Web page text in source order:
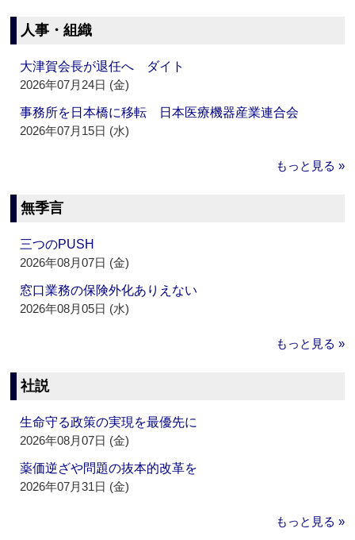
人事・組織
大津賀会長が退任へ ダイト
2026年07月24日 (金)
事務所を日本橋に移転 日本医療機器産業連合会
2026年07月15日 (水)
もっと見る »
無季言
三つのPUSH
2026年08月07日 (金)
窓口業務の保険外化ありえない
2026年08月05日 (水)
もっと見る »
社説
生命守る政策の実現を最優先に
2026年08月07日 (金)
薬価逆ざや問題の抜本的改革を
2026年07月31日 (金)
もっと見る »